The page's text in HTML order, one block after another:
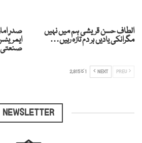
الطاف حسن قریشی ہم میں نہیں
مگرانکی یادیں ہر دم تازہ رہیں…
صدرِ
NEXT 1 کا 2,815
NEWSLETTER